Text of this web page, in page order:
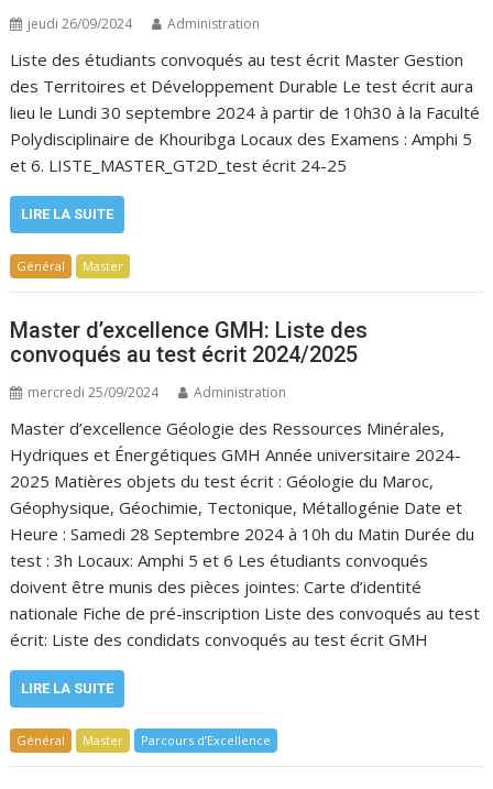
jeudi 26/09/2024 Administration
Liste des étudiants convoqués au test écrit Master Gestion
des Territoires et Développement Durable Le test écrit aura
lieu le Lundi 30 septembre 2024 à partir de 10h30 à la Faculté
Polydisciplinaire de Khouribga Locaux des Examens : Amphi 5
et 6. LISTE_MASTER_GT2D_test écrit 24-25
LIRE LA SUITE
Général Master
Master d’excellence GMH: Liste des
convoqués au test écrit 2024/2025
mercredi 25/09/2024 Administration
Master d’excellence Géologie des Ressources Minérales,
Hydriques et Énergétiques GMH Année universitaire 2024-
2025 Matières objets du test écrit : Géologie du Maroc,
Géophysique, Géochimie, Tectonique, Métallogénie Date et
Heure : Samedi 28 Septembre 2024 à 10h du Matin Durée du
test : 3h Locaux: Amphi 5 et 6 Les étudiants convoqués
doivent être munis des pièces jointes: Carte d’identité
nationale Fiche de pré-inscription Liste des convoqués au test
écrit: Liste des condidats convoqués au test écrit GMH
LIRE LA SUITE
Général Master Parcours d’Excellence